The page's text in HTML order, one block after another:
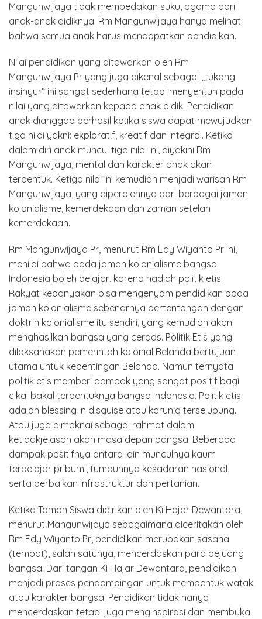
Mangunwijaya tidak membedakan suku, agama dari
anak-anak didiknya. Rm Mangunwijaya hanya melihat
bahwa semua anak harus mendapatkan pendidikan.
Nilai pendidikan yang ditawarkan oleh Rm
Mangunwijaya Pr yang juga dikenal sebagai „tukang
insinyur“ ini sangat sederhana tetapi menyentuh pada
nilai yang ditawarkan kepada anak didik. Pendidikan
anak dianggap berhasil ketika siswa dapat mewujudkan
tiga nilai yakni: ekploratif, kreatif dan integral. Ketika
dalam diri anak muncul tiga nilai ini, diyakini Rm
Mangunwijaya, mental dan karakter anak akan
terbentuk. Ketiga nilai ini kemudian menjadi warisan Rm
Mangunwijaya, yang diperolehnya dari berbagai jaman
kolonialisme, kemerdekaan dan zaman setelah
kemerdekaan.
Rm Mangunwijaya Pr, menurut Rm Edy Wiyanto Pr ini,
menilai bahwa pada jaman kolonialisme bangsa
Indonesia boleh belajar, karena hadiah politik etis.
Rakyat kebanyakan bisa mengenyam pendidikan pada
jaman kolonialisme sebenarnya bertentangan dengan
doktrin kolonialisme itu sendiri, yang kemudian akan
menghasilkan bangsa yang cerdas. Politik Etis yang
dilaksanakan pemerintah kolonial Belanda bertujuan
utama untuk kepentingan Belanda. Namun ternyata
politik etis memberi dampak yang sangat positif bagi
cikal bakal terbentuknya bangsa Indonesia. Politik etis
adalah blessing in disguise atau karunia terselubung.
Atau juga dimaknai sebagai rahmat dalam
ketidakjelasan akan masa depan bangsa. Beberapa
dampak positifnya antara lain munculnya kaum
terpelajar pribumi, tumbuhnya kesadaran nasional,
serta perbaikan infrastruktur dan pertanian.
Ketika Taman Siswa didirikan oleh Ki Hajar Dewantara,
menurut Mangunwijaya sebagaimana diceritakan oleh
Rm Edy Wiyanto Pr, pendidikan merupakan sasana
(tempat), salah satunya, mencerdaskan para pejuang
bangsa. Dari tangan Ki Hajar Dewantara, pendidikan
menjadi proses pendampingan untuk membentuk watak
atau karakter bangsa. Pendidikan tidak hanya
mencerdaskan tetapi juga menginspirasi dan membuka